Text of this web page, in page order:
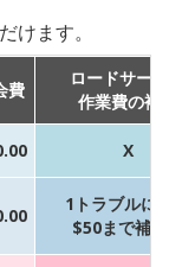
けます。
費
ロードサー
作業費の補
Χ
1トラブルに
$50まで補